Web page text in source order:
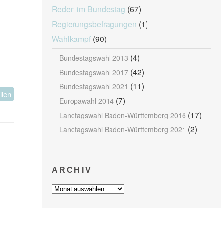
Reden im Bundestag (67)
Regierungsbefragungen (1)
Wahlkampf(90)
Bundestagswahl 2013 (4)
Bundestagswahl 2017(42)
Bundestagswahl 2021 (11)
Europawahl 2014(7)
Landtagswahl Baden-Württemberg 2016 (17)
Landtagswahl Baden-Württemberg 2021 (2)
ARCHIV
Archiv